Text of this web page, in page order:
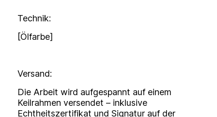
Technik:
[Ölfarbe]
Versand:
Die Arbeit wird aufgespannt auf einem
Keilrahmen versendet – inklusive
Echtheitszertifikat und Signatur auf der